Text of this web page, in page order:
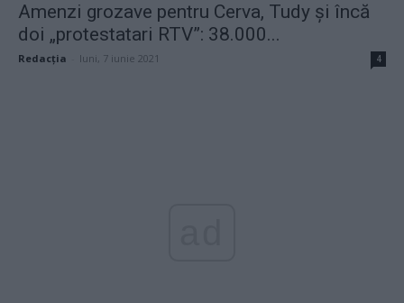
Amenzi grozave pentru Cerva, Tudy și încă
doi „protestatari RTV”: 38.000...
Redacţia luni, 7 iunie 2021 4